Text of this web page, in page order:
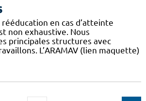
en cas d’atteinte
non exhaustive. Nous
principales structures avec
L’ARAMAV (lien maquette)